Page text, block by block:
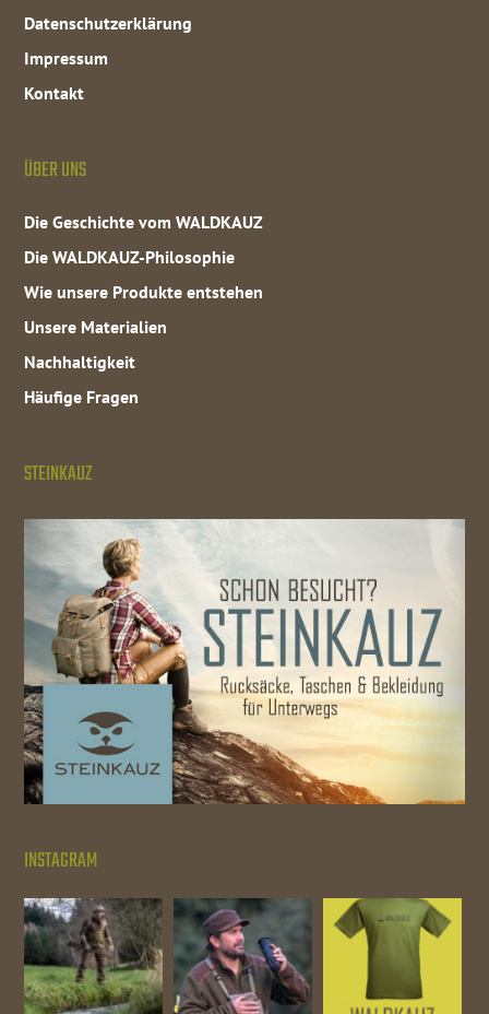
Datenschutzerklärung
Impressum
Kontakt
ÜBER UNS
Die Geschichte vom WALDKAUZ
Die WALDKAUZ-Philosophie
Wie unsere Produkte entstehen
Unsere Materialien
Nachhaltigkeit
Häufige Fragen
STEINKAUZ
INSTAGRAM